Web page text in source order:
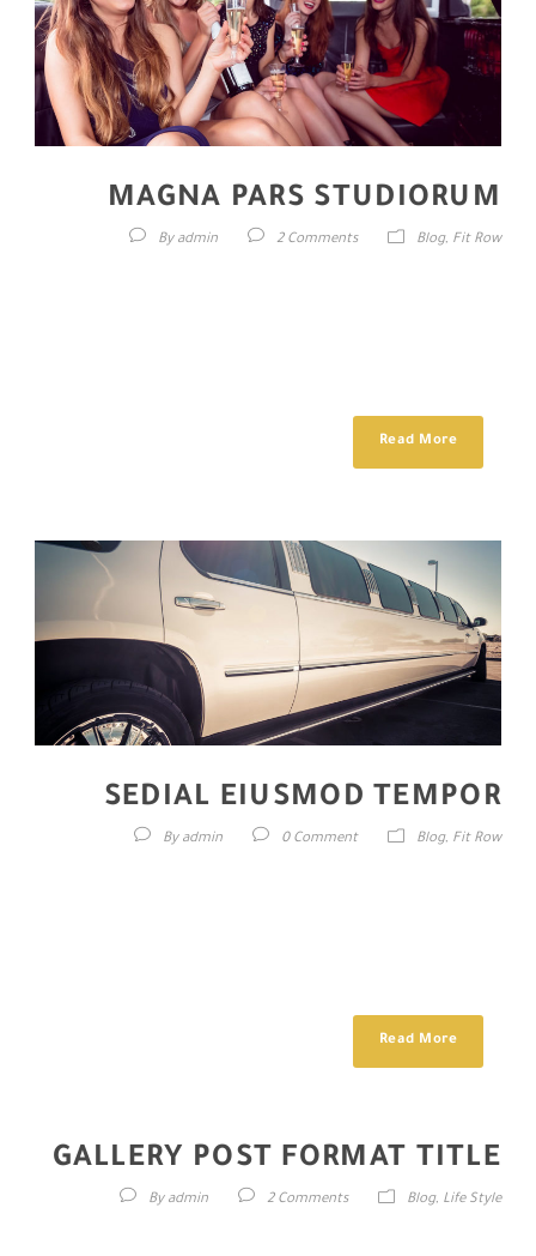
MAGNA PARS STUDIORUM
By admin 2 Comments Blog, Fit Row
Read More
SEDIAL EIUSMOD TEMPOR
By admin 0 Comment Blog, Fit Row
Read More
GALLERY POST FORMAT TITLE
By admin 2 Comments Blog, Life Style